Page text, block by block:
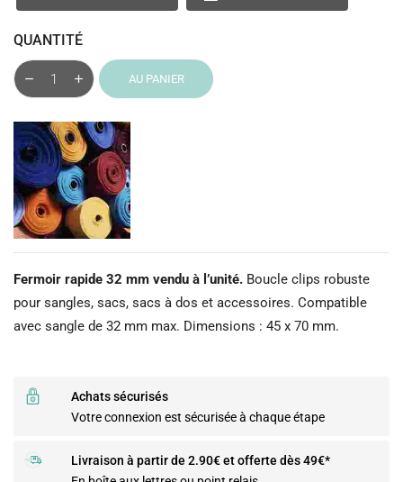
QUANTITÉ
AU PANIER
Fermoir rapide 32 mm vendu à l’unité. Boucle clips robuste
pour sangles, sacs, sacs à dos et accessoires. Compatible
avec sangle de 32 mm max. Dimensions : 45 x 70 mm.
Achats sécurisés
Votre connexion est sécurisée à chaque étape
Livraison à partir de 2.90€ et offerte dès 49€*